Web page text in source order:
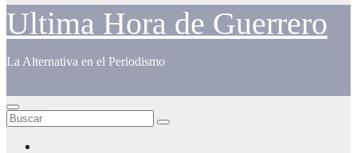
Ultima Hora de Guerrero
La Alternativa en el Periodismo